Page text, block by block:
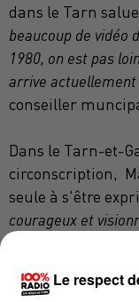
dans le Tarn
beaucoup de vidéo
1980, on est pas
arrive
conseiller
Dans le Tarn-et-
circonscription,
seule à s'être
courageux et
cause nationale et
côté Julien
dernier sur la
Le respect